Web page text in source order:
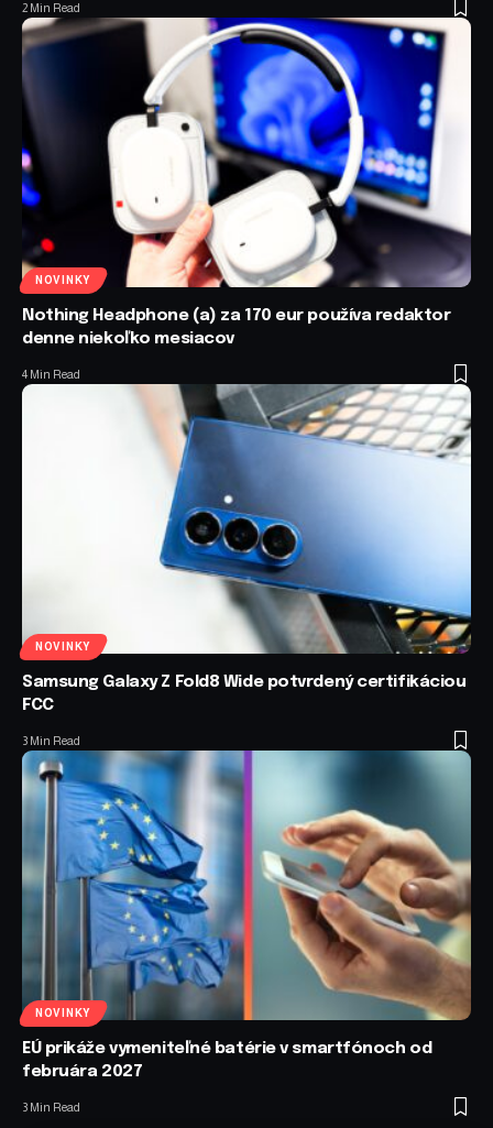
2 Min Read
NOVINKY
Nothing Headphone (a) za 170 eur používa redaktor
denne niekoľko mesiacov
4 Min Read
NOVINKY
Samsung Galaxy Z Fold8 Wide potvrdený certifikáciou
FCC
3 Min Read
NOVINKY
EÚ prikáže vymeniteľné batérie v smartfónoch od
februára 2027
3 Min Read